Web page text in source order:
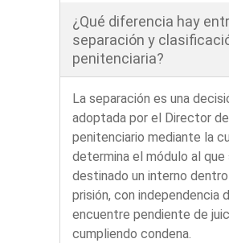
¿Qué diferencia hay
separación y
penitenciaria?
La separación es una
adoptada por el Director
penitenciario mediante la
determina el módulo al que
destinado un interno
prisión, con independencia
encuentre pendiente de
cumpliendo condena.